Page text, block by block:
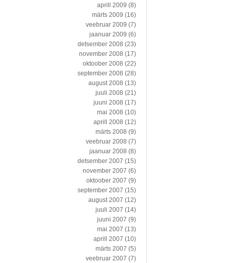
aprill 2009 (8)
märts 2009 (16)
veebruar 2009 (7)
jaanuar 2009 (6)
detsember 2008 (23)
november 2008 (17)
oktoober 2008 (22)
september 2008 (28)
august 2008 (13)
juuli 2008 (21)
juuni 2008 (17)
mai 2008 (10)
aprill 2008 (12)
märts 2008 (9)
veebruar 2008 (7)
jaanuar 2008 (8)
detsember 2007 (15)
november 2007 (6)
oktoober 2007 (9)
september 2007 (15)
august 2007 (12)
juuli 2007 (14)
juuni 2007 (9)
mai 2007 (13)
aprill 2007 (10)
märts 2007 (5)
veebruar 2007 (7)